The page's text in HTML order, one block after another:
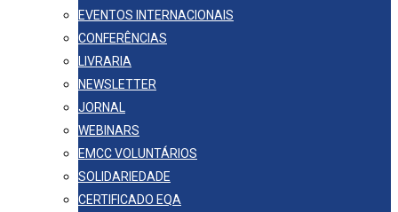
EVENTOS INTERNACIONAIS
CONFERÊNCIAS
LIVRARIA
NEWSLETTER
JORNAL
WEBINARS
EMCC VOLUNTÁRIOS
SOLIDARIEDADE
CERTIFICADO EQA